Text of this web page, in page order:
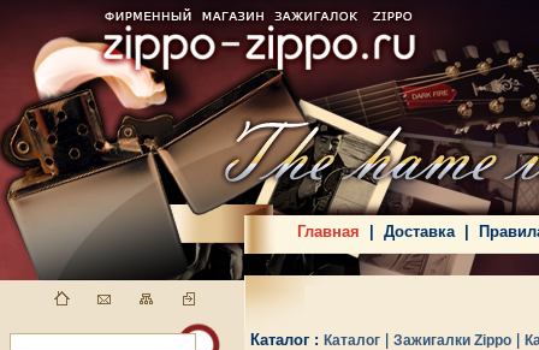
Главная Доставка
Каталог : Каталог Зажигалки Zippo